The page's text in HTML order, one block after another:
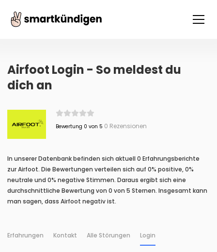
Airfoot Login - So meldest du
dich an
Bewertung 0 von 5 0 Rezensionen
In unserer Datenbank befinden sich aktuell 0 Erfahrungsberichte
zur Airfoot. Die Bewertungen verteilen sich auf 0% positive, 0%
neutrale und 0% negative Stimmen. Daraus ergibt sich eine
durchschnittliche Bewertung von 0 von 5 Sternen. Insgesamt kann
man sagen, dass Airfoot negativ ist.
Erfahrungen Kontakt Alle Störungen Login